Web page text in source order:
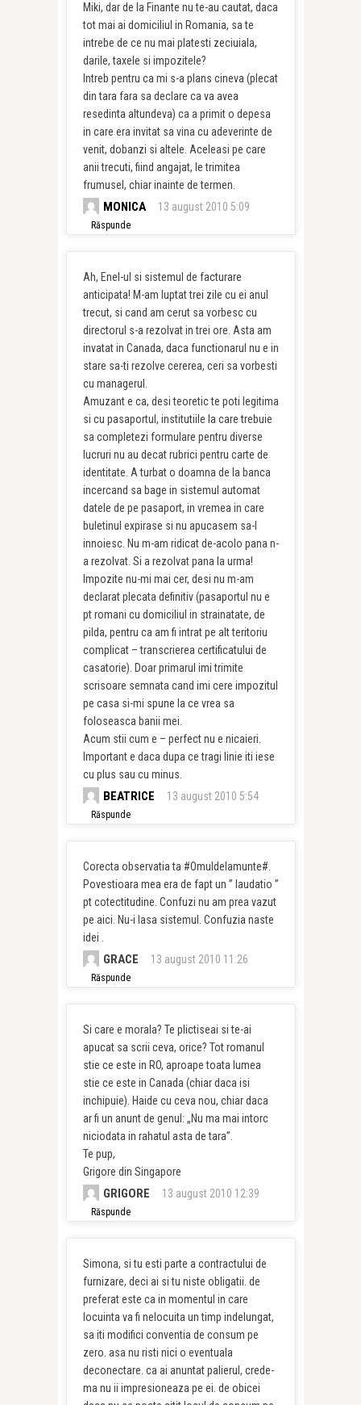
Miki, dar de la Finante nu te-au cautat, daca
tot mai ai domiciliul in Romania, sa te
intrebe de ce nu mai platesti zeciuiala,
darile, taxele si impozitele?
Intreb pentru ca mi s-a plans cineva (plecat
din tara fara sa declare ca va avea
resedinta altundeva) ca a primit o depesa
in care era invitat sa vina cu adeverinte de
venit, dobanzi si altele. Aceleasi pe care
anii trecuti, fiind angajat, le trimitea
frumusel, chiar inainte de termen.
MONICA 13 august 2010 5:09
Răspunde
Ah, Enel-ul si sistemul de facturare
anticipata! M-am luptat trei zile cu ei anul
trecut, si cand am cerut sa vorbesc cu
directorul s-a rezolvat in trei ore. Asta am
invatat in Canada, daca functionarul nu e in
stare sa-ti rezolve cererea, ceri sa vorbesti
cu managerul.
Amuzant e ca, desi teoretic te poti legitima
si cu pasaportul, institutiile la care trebuie
sa completezi formulare pentru diverse
lucruri nu au decat rubrici pentru carte de
identitate. A turbat o doamna de la banca
incercand sa bage in sistemul automat
datele de pe pasaport, in vremea in care
buletinul expirase si nu apucasem sa-l
innoiesc. Nu m-am ridicat de-acolo pana n-
a rezolvat. Si a rezolvat pana la urma!
Impozite nu-mi mai cer, desi nu m-am
declarat plecata definitiv (pasaportul nu e
pt romani cu domiciliul in strainatate, de
pilda, pentru ca am fi intrat pe alt teritoriu
complicat – transcrierea certificatului de
casatorie). Doar primarul imi trimite
scrisoare semnata cand imi cere impozitul
pe casa si-mi spune la ce vrea sa
foloseasca banii mei.
Acum stii cum e – perfect nu e nicaieri.
Important e daca dupa ce tragi linie iti iese
cu plus sau cu minus.
BEATRICE 13 august 2010 5:54
Răspunde
Corecta observatia ta #Omuldelamunte#.
Povestioara mea era de fapt un ” laudatio ”
pt cotectitudine. Confuzi nu am prea vazut
pe aici. Nu-i lasa sistemul. Confuzia naste
idei .
GRACE 13 august 2010 11:26
Răspunde
Si care e morala? Te plictiseai si te-ai
apucat sa scrii ceva, orice? Tot romanul
stie ce este in RO, aproape toata lumea
stie ce este in Canada (chiar daca isi
inchipuie). Haide cu ceva nou, chiar daca
ar fi un anunt de genul: „Nu ma mai intorc
niciodata in rahatul asta de tara”.
Te pup,
Grigore din Singapore
GRIGORE 13 august 2010 12:39
Răspunde
Simona, si tu esti parte a contractului de
furnizare, deci ai si tu niste obligatii. de
preferat este ca in momentul in care
locuinta va fi nelocuita un timp indelungat,
sa iti modifici conventia de consum pe
zero. asa nu risti nici o eventuala
deconectare. ca ai anuntat palierul, crede-
ma nu ii impresioneaza pe ei. de obicei